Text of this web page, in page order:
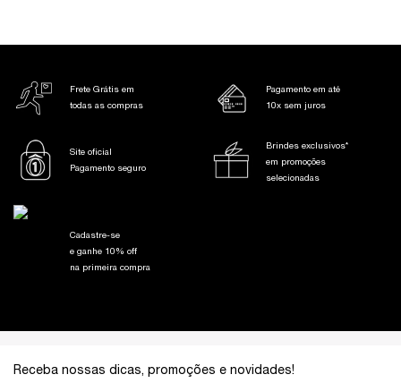
Frete Grátis em
todas as compras
Pagamento em até
10x sem juros
Site oficial
Pagamento seguro
Brindes exclusivos*
em promoções
selecionadas
Cadastre-se
e ganhe 10% off
na primeira compra
Receba nossas dicas, promoções e novidades!